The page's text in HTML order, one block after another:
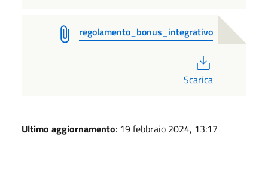
regolamento_bonus_integrativo
Scarica
Ultimo aggiornamento: 19 febbraio 2024, 13:17